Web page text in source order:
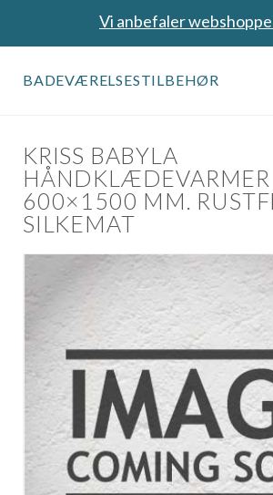
Vi anbefaler
BADEVÆRELSESTILBEHØR
KRISS BABYLA
HÅNDKLÆDEVARMER
600×1500 MM.
SILKEMAT